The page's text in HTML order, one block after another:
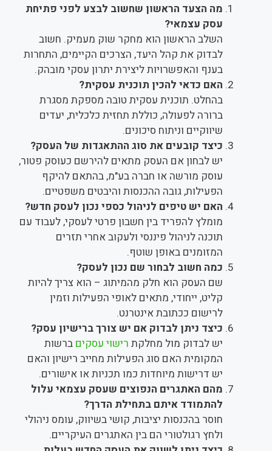
מה הצעד הראשון שחשוב לבצע לפני פתיחת
עסק עצמאי?
השלב הראשון הוא מחקר שוק מעמיק. חשוב
לבדוק את קהל היעד, הצרכים הקיימים, התחרות
בענף והאפשרויות ליצירת יתרון עסקי מובהק.
האם כדאי להכין תוכנית עסקית?
בהחלט. תוכנית עסקית טובה מספקת מסגרת
ברורה לפעולה, כוללת תחזית כלכלית, יעדים
שיווקיים וניתוח סיכונים.
כיצד קובעים את סוג ההתאגדות של העסק?
יש לבחון אם העסק מתאים להירשם כעוסק פטור,
עוסק מורשה או חברה בע"מ, בהתאם להיקף
הפעילות, גובה ההכנסות והיבטים משפטיים.
האם יש טיפים לניהול כספי נכון לעסק חדש?
מומלץ להפריד בין חשבון פרטי לעסקי, לעבוד עם
תוכנה לניהול פיננסי ולעקוב אחרי תזרים
המזומנים באופן שוטף.
כמה חשוב לבחור שם נכון לעסק?
שם העסק הוא חלק מהמיתוג – הוא צריך להיות
קליט, ייחודי, מתאים לאופי הפעילות וזמין
לרישום ככתובת אינטרנט.
כיצד ניתן לבדוק אם יש צורך ברישיון עסק?
יש לבדוק מול מחלקת רישוי עסקים ברשות
המקומית האם סוג הפעילות מחייב רישיון והאם
יש דרישות מיוחדות כמו תכניות או אישורים.
מהם האתגרים הנפוצים שעסק עצמאי עלול
להתמודד איתם בתחילת הדרך?
חוסר בהכנסות יציבות, קושי בשיווק, עומס ניהולי
ולחץ רגולטורי הם בין האתגרים העיקריים.